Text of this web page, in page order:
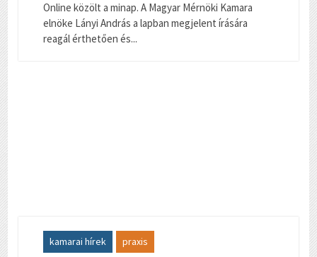
Online közölt a minap. A Magyar Mérnöki Kamara
elnöke Lányi András a lapban megjelent írására
reagál érthetően és...
kamarai hírek praxis